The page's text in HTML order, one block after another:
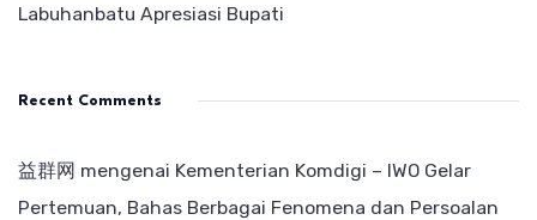
Labuhanbatu Apresiasi Bupati
Recent Comments
益群网 mengenai Kementerian Komdigi – IWO Gelar
Pertemuan, Bahas Berbagai Fenomena dan Persoalan